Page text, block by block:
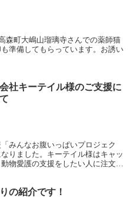
森町大嶋山瑠璃寺さんでの薬師猫
準備してもらっています。お誘い
社キーテイル様のご支援に
みんなお腹いっぱいプロジェク
りました。キーテイル様はキャッ
物愛護の支援をしたい人に注文し
の紹介です！